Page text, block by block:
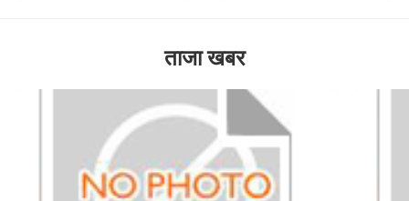
ताजा खबर